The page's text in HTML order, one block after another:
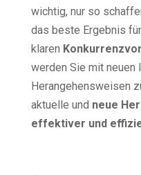
wichtig, nur so
das beste Ergebnis
klaren
werden Sie mit neuen
Herangehensweisen
aktuelle und neue
effektiver und